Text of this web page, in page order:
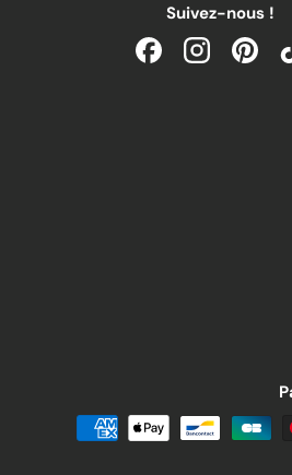
Suivez-nous !
FacebookInstagram